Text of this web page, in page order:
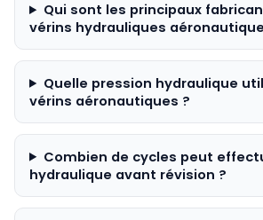
Qui sont les principaux
vérins hydrauliques
Quelle pression hydraulique
vérins aéronautiques ?
Combien de cycles peut
hydraulique avant révision ?